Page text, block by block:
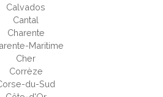
Calvados
Cantal
Charente
Maritime
Cher
Corrèze
du-Sud